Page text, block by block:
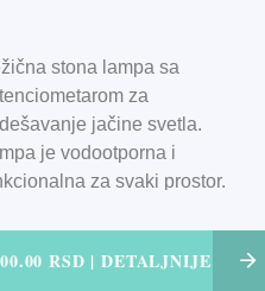
stona lampa sa
za
jačine svetla.
je vodootporna i
za svaki prostor.
RSD | DETALJNIJE